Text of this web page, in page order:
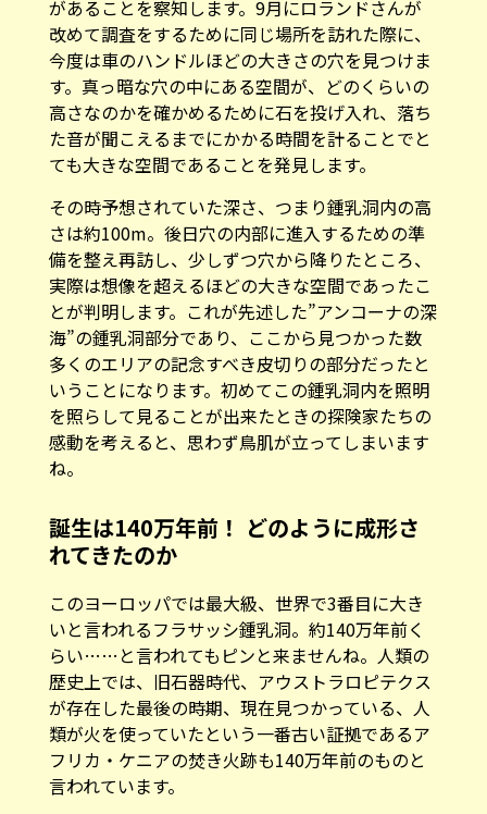
があることを察知します。9月にロランドさんが
改めて調査をするために同じ場所を訪れた際に、
今度は車のハンドルほどの大きさの穴を見つけま
す。真っ暗な穴の中にある空間が、どのくらいの
高さなのかを確かめるために石を投げ入れ、落ち
た音が聞こえるまでにかかる時間を計ることでと
ても大きな空間であることを発見します。
その時予想されていた深さ、つまり鍾乳洞内の高
さは約100m。後日穴の内部に進入するための準
備を整え再訪し、少しずつ穴から降りたところ、
実際は想像を超えるほどの大きな空間であったこ
とが判明します。これが先述した”アンコーナの深
海”の鍾乳洞部分であり、ここから見つかった数
多くのエリアの記念すべき皮切りの部分だったと
いうことになります。初めてこの鍾乳洞内を照明
を照らして見ることが出来たときの探険家たちの
感動を考えると、思わず鳥肌が立ってしまいます
ね。
誕生は140万年前！ どのように成形さ
れてきたのか
このヨーロッパでは最大級、世界で3番目に大き
いと言われるフラサッシ鍾乳洞。約140万年前く
らい……と言われてもピンと来ませんね。人類の
歴史上では、旧石器時代、アウストラロピテクス
が存在した最後の時期、現在見つかっている、人
類が火を使っていたという一番古い証拠であるア
フリカ・ケニアの焚き火跡も140万年前のものと
言われています。